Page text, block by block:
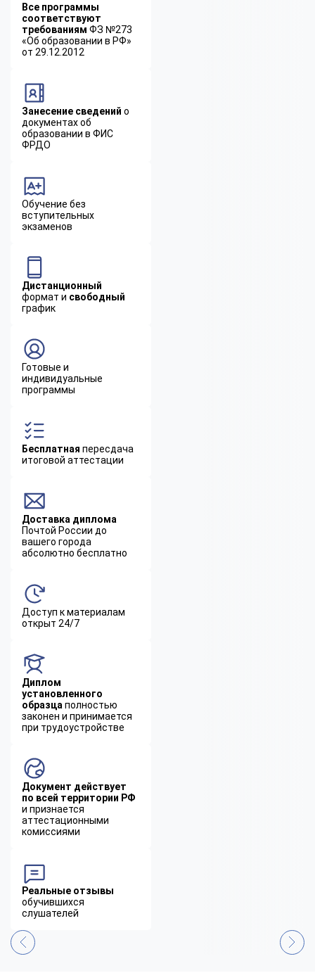
Все программы
соответствуют
требованиям ФЗ №273
«Об образовании в РФ»
от 29.12.2012
Занесение сведений о
документах об
образовании в ФИС
ФРДО
Обучение без
вступительных
экзаменов
Дистанционный
формат и свободный
график
Готовые и
индивидуальные
программы
Бесплатная пересдача
итоговой аттестации
Доставка диплома
Почтой России до
вашего города
абсолютно бесплатно
Доступ к материалам
открыт 24/7
Диплом
установленного
образца полностью
законен и принимается
при трудоустройстве
Документ действует
по всей территории РФ
и признается
аттестационными
комиссиями
Реальные отзывы
обучившихся
слушателей